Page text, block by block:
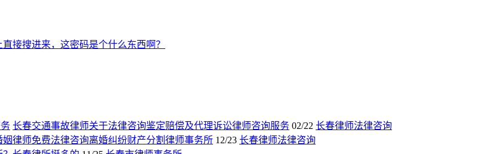
接搜进来，这密码是个什么东西啊？
长春交通事故律师关于法律咨询鉴定赔偿及代理诉讼律师咨询服务 02/22 长春律师法律咨询
姻律师免费法律咨询离婚纠纷财产分割律师事务所 12/23 长春律师法律咨询